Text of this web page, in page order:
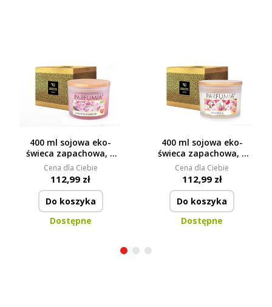
400 ml sojowa eko-
świeca zapachowa, 2
knoty, CHANSON
D’AMOUR, PARFUMIA®
Cena dla Ciebie
112,99 zł
Do koszyka
Dostępne
400 ml sojowa eko-
świeca zapachowa, 2
knoty, MAGNOLIA
WOOD, PARFUMIA®
Cena dla Ciebie
112,99 zł
Do koszyka
Dostępne